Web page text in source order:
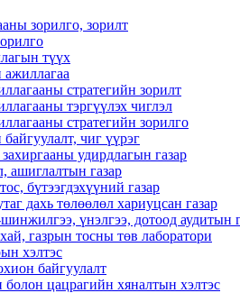
зорилго, зорилт
түүх
стратегийн зорилт
тэргүүлэх чиглэл
стратегийн зорилго
чиг үүрэг
удирдлагын газар
ашиглалтын газар
бүтээгдэхүүний газар
дахь төлөөлөл хариуцсан газар
үнэлгээ, дотоод аудитын
газрын тосны төв лаборатори
хэлтэс
байгуулалт
цацрагийн хяналтын хэлтэс